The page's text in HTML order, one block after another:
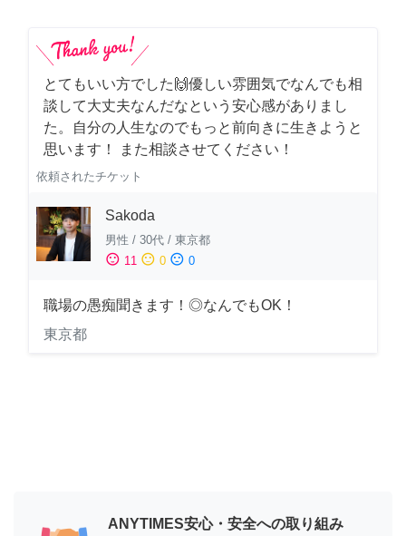
とてもいい方でした🙌優しい雰囲気でなんでも相
談して大丈夫なんだなという安心感がありまし
た。自分の人生なのでもっと前向きに生きようと
思います！ また相談させてください！
依頼されたチケット
Sakoda
男性 / 30代 / 東京都
sentiment_satisfied 11 sentiment_neutral 0 sentiment_dissatisfied 0
職場の愚痴聞きます！◎なんでもOK！
東京都
ANYTIMES安心・安全への取り組み